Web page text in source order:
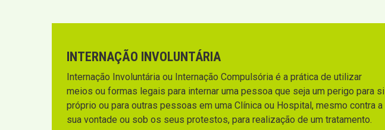
INTERNAÇÃO INVOLUNTÁRIA
Internação Involuntária ou Internação Compulsória é a prática de utilizar
meios ou formas legais para internar uma pessoa que seja um perigo para si
próprio ou para outras pessoas em uma Clínica ou Hospital, mesmo contra a
sua vontade ou sob os seus protestos, para realização de um tratamento.